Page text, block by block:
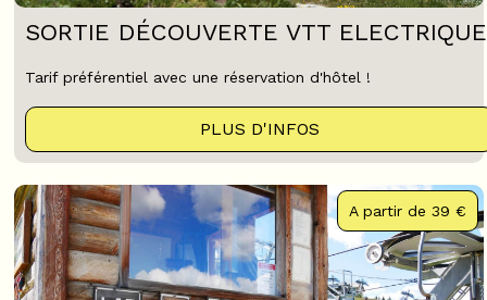
SORTIE DÉCOUVERTE VTT ELECTRIQUE
Tarif préférentiel avec une réservation d'hôtel !
PLUS D'INFOS
A partir de 39 €